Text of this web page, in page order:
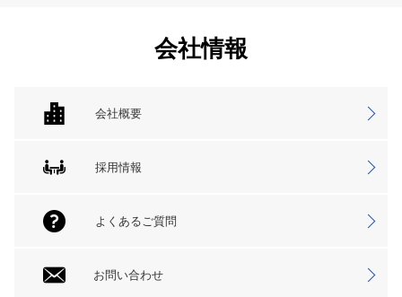
会社情報
会社概要
採用情報
よくあるご質問
お問い合わせ